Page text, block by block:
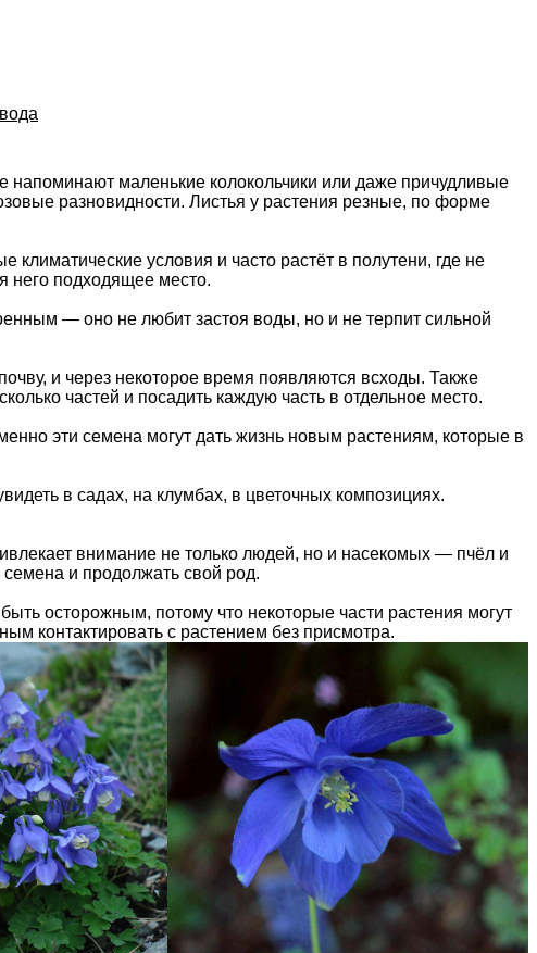
маленькие колокольчики или даже причудливые
разновидности. Листья у растения резные, по форме
условия и часто растёт в полутени, где не
него подходящее место.
— оно не любит застоя воды, но и не терпит сильной
и через некоторое время появляются всходы. Также
частей и посадить каждую часть в отдельное место.
эти семена могут дать жизнь новым растениям, которые в
в садах, на клумбах, в цветочных композициях.
внимание не только людей, но и насекомых — пчёл и
и продолжать свой род.
осторожным, потому что некоторые части растения могут
контактировать с растением без присмотра.